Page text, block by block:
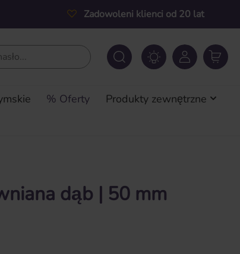
Zadowoleni klienci od 20 lat
% Oferty
Produkty zewnętrzne
dąb | 50 mm